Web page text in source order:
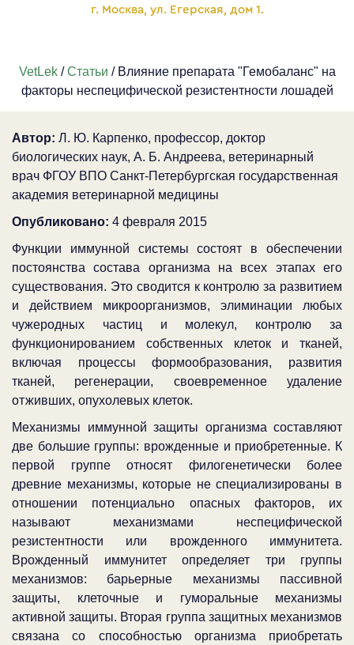
г. Москва, ул. Егерская, дом 1.
VetLek/Статьи / Влияние препарата "Гемобаланс" на
факторы неспецифической резистентности лошадей
Автор: Л. Ю. Карпенко, профессор, доктор
биологических наук, А. Б. Андреева, ветеринарный
врач ФГОУ ВПО Санкт-Петербургская государственная
академия ветеринарной медицины
Опубликовано: 4 февраля 2015
Функции иммунной системы состоят в обеспечении
постоянства состава организма на всех этапах его
существования. Это сводится к контролю за развитием
и действием микроорганизмов, элиминации любых
чужеродных частиц и молекул, контролю за
функционированием собственных клеток и тканей,
включая процессы формообразования, развития
тканей, регенерации, своевременное удаление
отживших, опухолевых клеток.
Механизмы иммунной защиты организма составляют
две большие группы: врожденные и приобретенные. К
первой группе относят филогенетически более
древние механизмы, которые не специализированы в
отношении потенциально опасных факторов, их
называют механизмами неспецифической
резистентности или врожденного иммунитета.
Врожденный иммунитет определяет три группы
механизмов: барьерные механизмы пассивной
защиты, клеточные и гуморальные механизмы
активной защиты. Вторая группа защитных механизмов
связана со способностью организма приобретать